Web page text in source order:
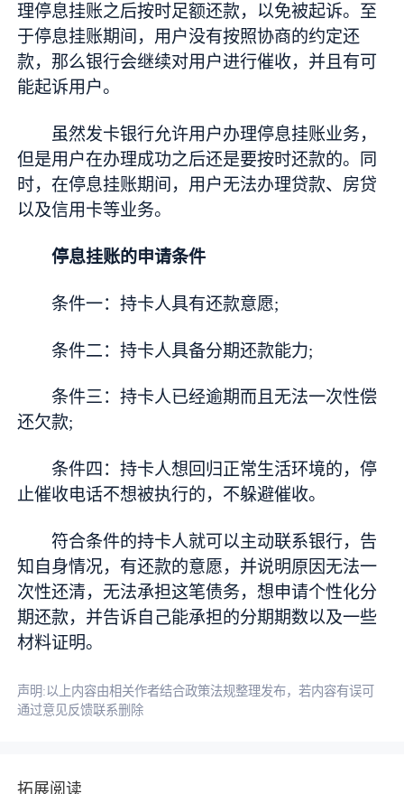
理停息挂账之后按时足额还款，以免被起诉。至
于停息挂账期间，用户没有按照协商的约定还
款，那么银行会继续对用户进行催收，并且有可
能起诉用户。
虽然发卡银行允许用户办理停息挂账业务，
但是用户在办理成功之后还是要按时还款的。同
时，在停息挂账期间，用户无法办理贷款、房贷
以及信用卡等业务。
停息挂账的申请条件
条件一：持卡人具有还款意愿;
条件二：持卡人具备分期还款能力;
条件三：持卡人已经逾期而且无法一次性偿
还欠款;
条件四：持卡人想回归正常生活环境的，停
止催收电话不想被执行的，不躲避催收。
符合条件的持卡人就可以主动联系银行，告
知自身情况，有还款的意愿，并说明原因无法一
次性还清，无法承担这笔债务，想申请个性化分
期还款，并告诉自己能承担的分期期数以及一些
材料证明。
声明:以上内容由相关作者结合政策法规整理发布，若内容有误可
通过意见反馈联系删除
拓展阅读